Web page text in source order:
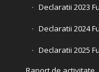
Declaratii 2023
Declaratii 2024
Declaratii 2025